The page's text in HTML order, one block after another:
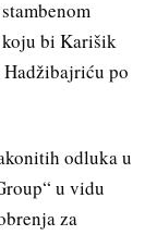
bi Karišik
Hadžibajriću po
odluka u
u vidu
za